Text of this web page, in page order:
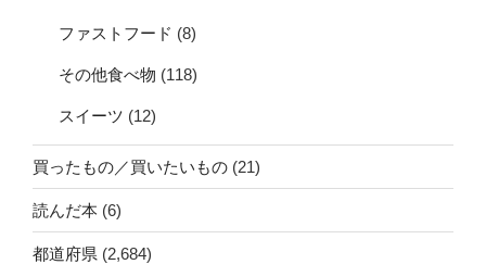
ファストフード (8)
その他食べ物 (118)
スイーツ (12)
買ったもの／買いたいもの (21)
読んだ本 (6)
都道府県 (2,684)